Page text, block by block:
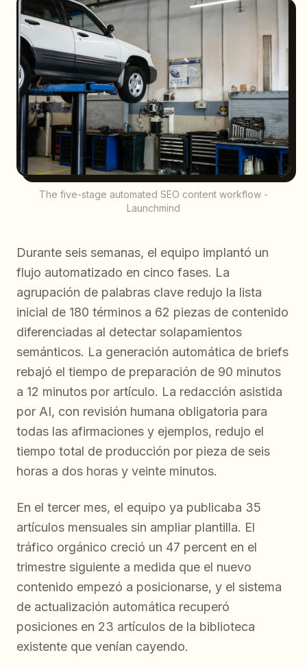
The five-stage automated SEO content workflow -
Launchmind
Durante seis semanas, el equipo implantó un
flujo automatizado en cinco fases. La
agrupación de palabras clave redujo la lista
inicial de 180 términos a 62 piezas de contenido
diferenciadas al detectar solapamientos
semánticos. La generación automática de briefs
rebajó el tiempo de preparación de 90 minutos
a 12 minutos por artículo. La redacción asistida
por AI, con revisión humana obligatoria para
todas las afirmaciones y ejemplos, redujo el
tiempo total de producción por pieza de seis
horas a dos horas y veinte minutos.
En el tercer mes, el equipo ya publicaba 35
artículos mensuales sin ampliar plantilla. El
tráfico orgánico creció un 47 percent en el
trimestre siguiente a medida que el nuevo
contenido empezó a posicionarse, y el sistema
de actualización automática recuperó
posiciones en 23 artículos de la biblioteca
existente que venían cayendo.